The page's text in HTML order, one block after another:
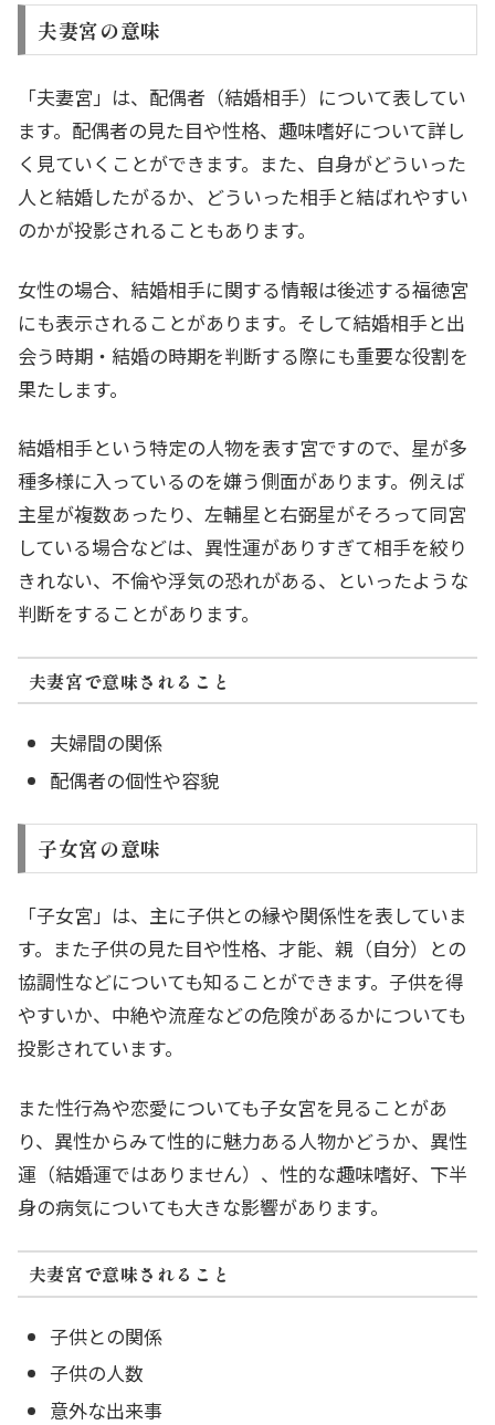
夫妻宮の意味
「夫妻宮」は、配偶者（結婚相手）について表してい
ます。配偶者の見た目や性格、趣味嗜好について詳し
く見ていくことができます。また、自身がどういった
人と結婚したがるか、どういった相手と結ばれやすい
のかが投影されることもあります。
女性の場合、結婚相手に関する情報は後述する福徳宮
にも表示されることがあります。そして結婚相手と出
会う時期・結婚の時期を判断する際にも重要な役割を
果たします。
結婚相手という特定の人物を表す宮ですので、星が多
種多様に入っているのを嫌う側面があります。例えば
主星が複数あったり、左輔星と右弼星がそろって同宮
している場合などは、異性運がありすぎて相手を絞り
きれない、不倫や浮気の恐れがある、といったような
判断をすることがあります。
夫妻宮で意味されること
夫婦間の関係
配偶者の個性や容貌
子女宮の意味
「子女宮」は、主に子供との縁や関係性を表していま
す。また子供の見た目や性格、才能、親（自分）との
協調性などについても知ることができます。子供を得
やすいか、中絶や流産などの危険があるかについても
投影されています。
また性行為や恋愛についても子女宮を見ることがあ
り、異性からみて性的に魅力ある人物かどうか、異性
運（結婚運ではありません）、性的な趣味嗜好、下半
身の病気についても大きな影響があります。
夫妻宮で意味されること
子供との関係
子供の人数
意外な出来事